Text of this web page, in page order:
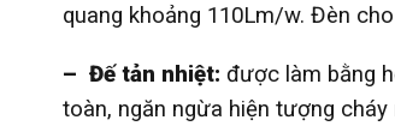
quang khoảng 110Lm/w. Đèn
– Đế tản nhiệt: được làm bằng
toàn, ngăn ngừa hiện tượng